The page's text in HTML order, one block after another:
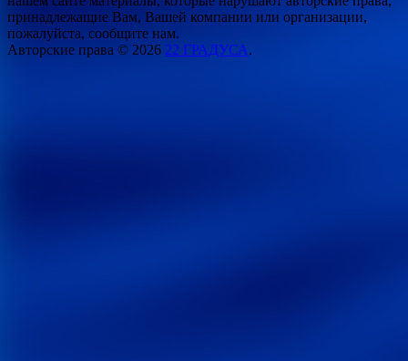
принадлежащие Вам, Вашей компании или организации,
пожалуйста, сообщите нам.
Авторские права © 2026 22 ГРАДУСА.